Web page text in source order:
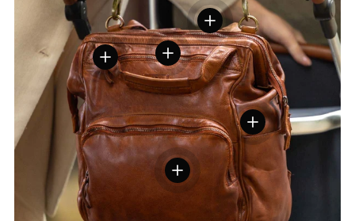
Voir les détails
Voir les détails
Voir les détails
Voir les détails
Voir les détails